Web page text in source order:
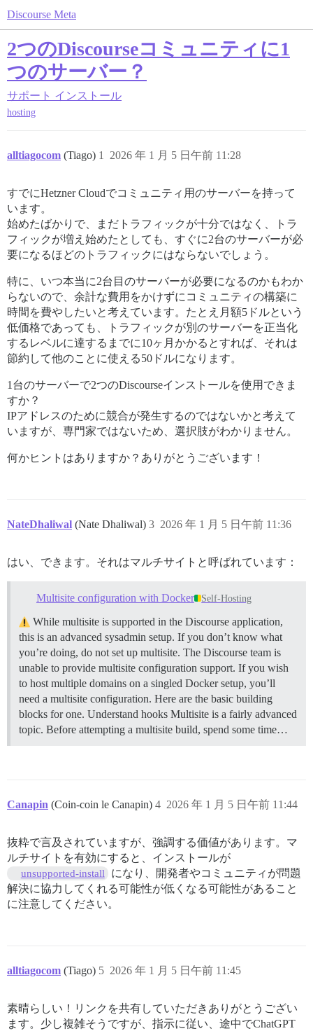
Discourse Meta
2つのDiscourseコミュニティに1
つのサーバー？
サポート インストール
hosting
alltiagocom (Tiago) 2026 年 1 月 5 日午前 11:28
1
すでにHetzner Cloudでコミュニティ用のサーバーを持って
います。
始めたばかりで、まだトラフィックが十分ではなく、トラ
フィックが増え始めたとしても、すぐに2台のサーバーが必
要になるほどのトラフィックにはならないでしょう。
特に、いつ本当に2台目のサーバーが必要になるのかもわか
らないので、余計な費用をかけずにコミュニティの構築に
時間を費やしたいと考えています。たとえ月額5ドルという
低価格であっても、トラフィックが別のサーバーを正当化
するレベルに達するまでに10ヶ月かかるとすれば、それは
節約して他のことに使える50ドルになります。
1台のサーバーで2つのDiscourseインストールを使用できま
すか？
IPアドレスのために競合が発生するのではないかと考えて
いますが、専門家ではないため、選択肢がわかりません。
何かヒントはありますか？ありがとうございます！
NateDhaliwal (Nate Dhaliwal) 2026 年 1 月 5 日午前 11:36
3
はい、できます。それはマルチサイトと呼ばれています：
Multisite configuration with Docker Self-Hosting
While multisite is supported in the Discourse application,
this is an advanced sysadmin setup. If you don’t know what
you’re doing, do not set up multisite. The Discourse team is
unable to provide multisite configuration support. If you wish
to host multiple domains on a singled Docker setup, you’ll
need a multisite configuration. Here are the basic building
blocks for one. Understand hooks Multisite is a fairly advanced
topic. Before attempting a multisite build, spend some time…
Canapin (Coin-coin le Canapin) 2026 年 1 月 5 日午前 11:44
4
抜粋で言及されていますが、強調する価値があります。マ
ルチサイトを有効にすると、インストールが
unsupported-install
になり、開発者やコミュニティが問題
解決に協力してくれる可能性が低くなる可能性があること
に注意してください。
alltiagocom (Tiago) 2026 年 1 月 5 日午前 11:45
5
素晴らしい！リンクを共有していただきありがとうござい
ます。少し複雑そうですが、指示に従い、途中でChatGPT